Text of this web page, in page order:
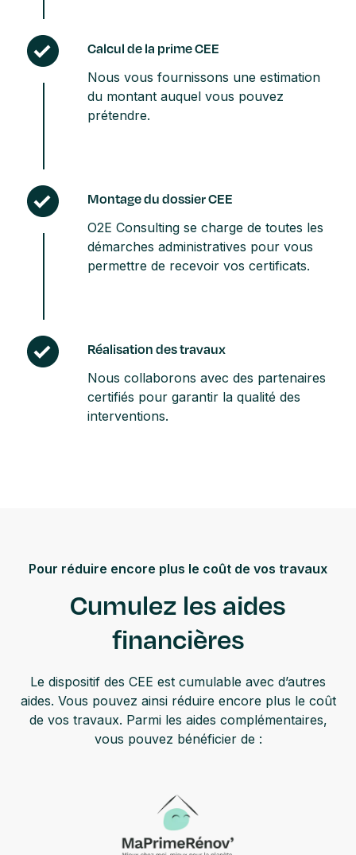
Calcul de la prime CEE
Nous vous fournissons une estimation
du montant auquel vous pouvez
prétendre.
Montage du dossier CEE
O2E Consulting se charge de toutes les
démarches administratives pour vous
permettre de recevoir vos certificats.
Réalisation des travaux
Nous collaborons avec des partenaires
certifiés pour garantir la qualité des
interventions.
Pour réduire encore plus le coût de vos travaux
Cumulez les aides
financières
Le dispositif des CEE est cumulable avec d’autres
aides. Vous pouvez ainsi réduire encore plus le coût
de vos travaux. Parmi les aides complémentaires,
vous pouvez bénéficier de :